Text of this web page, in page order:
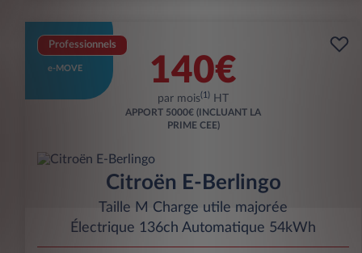
Professionnels
e-MOVE 140€
par mois(1) HT
APPORT 5000€ (INCLUANT LA
PRIME CEE)
Citroën E-Berlingo
Taille M Charge utile majorée
Électrique 136ch Automatique 54kWh